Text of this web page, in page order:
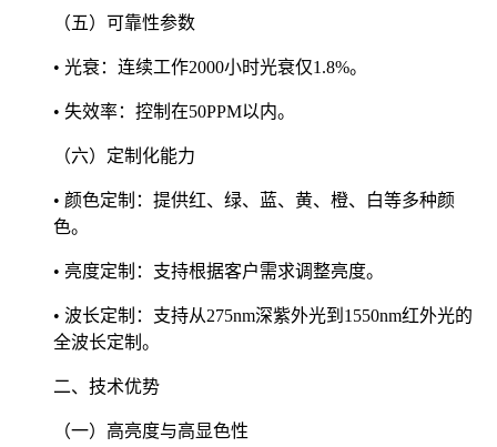
（五）可靠性参数
• 光衰：连续工作2000小时光衰仅1.8%。
• 失效率：控制在50PPM以内。
（六）定制化能力
• 颜色定制：提供红、绿、蓝、黄、橙、白等多种颜
色。
• 亮度定制：支持根据客户需求调整亮度。
• 波长定制：支持从275nm深紫外光到1550nm红外光的
全波长定制。
二、技术优势
（一）高亮度与高显色性